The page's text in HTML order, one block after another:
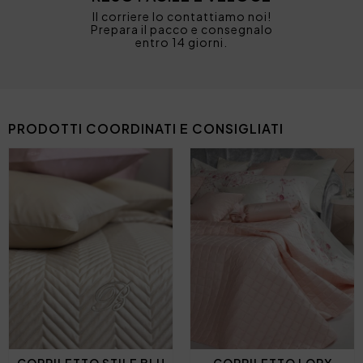
Il corriere lo contattiamo noi!
Prepara il pacco e consegnalo
entro 14 giorni.
PRODOTTI COORDINATI E CONSIGLIATI